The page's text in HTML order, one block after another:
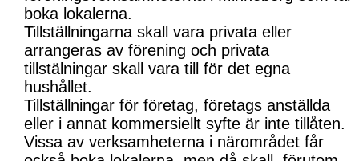
boka lokalerna.
Tillställningarna skall vara privata eller
arrangeras av förening och privata
tillstälningar skall vara till för det egna
hushållet.
Tillställningar för företag, företags anställda
eller i annat kommersiellt syfte är inte tillåten.
Vissa av verksamheterna i närområdet får